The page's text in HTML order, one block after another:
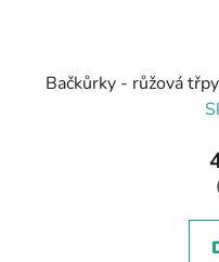
Bačkůrky - růžová